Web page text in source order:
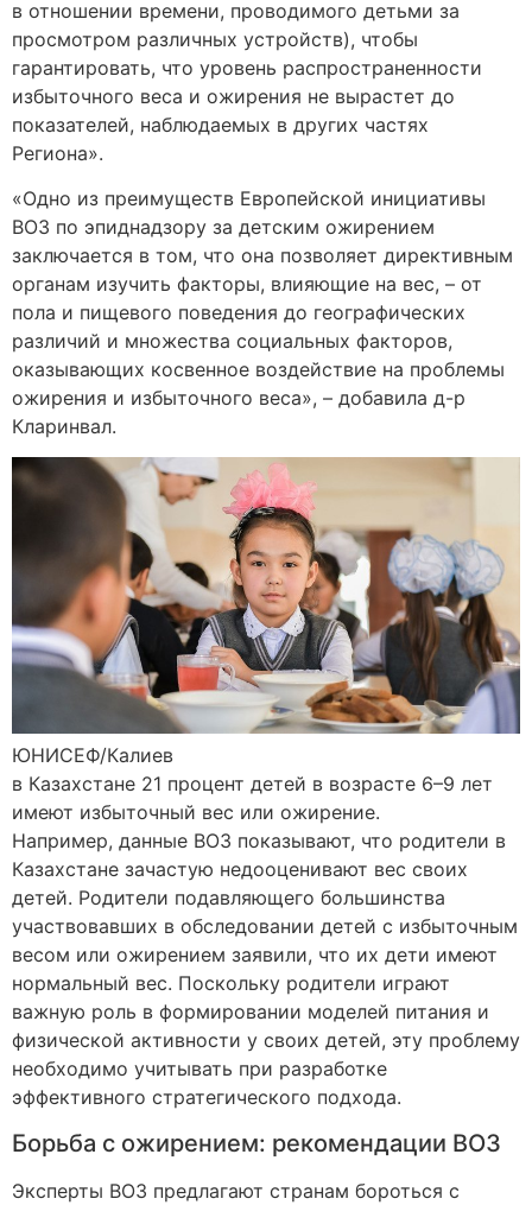
в отношении времени, проводимого детьми за
просмотром различных устройств), чтобы
гарантировать, что уровень распространенности
избыточного веса и ожирения не вырастет до
показателей, наблюдаемых в других частях
Региона».
«Одно из преимуществ Европейской инициативы
ВОЗ по эпиднадзору за детским ожирением
заключается в том, что она позволяет директивным
органам изучить факторы, влияющие на вес, – от
пола и пищевого поведения до географических
различий и множества социальных факторов,
оказывающих косвенное воздействие на проблемы
ожирения и избыточного веса», – добавила д-р
Кларинвал.
ЮНИСЕФ/Калиев
в Казахстане 21 процент детей в возрасте 6–9 лет
имеют избыточный вес или ожирение.
Например, данные ВОЗ показывают, что родители в
Казахстане зачастую недооценивают вес своих
детей. Родители подавляющего большинства
участвовавших в обследовании детей с избыточным
весом или ожирением заявили, что их дети имеют
нормальный вес. Поскольку родители играют
важную роль в формировании моделей питания и
физической активности у своих детей, эту проблему
необходимо учитывать при разработке
эффективного стратегического подхода.
Борьба с ожирением: рекомендации ВОЗ
Эксперты ВОЗ предлагают странам бороться с